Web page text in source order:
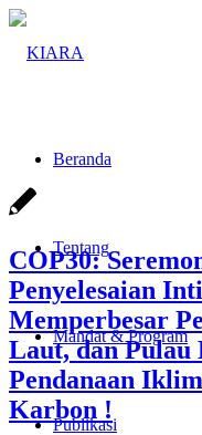
Beranda
Tentang
Mandat & Program
Publikasi
COP30:
Penyelesaian
Memperbesar
Laut, dan Pulau
Pendanaan
Karbon !